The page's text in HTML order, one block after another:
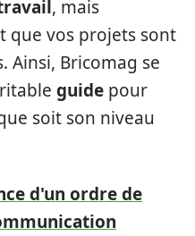
, mais
que vos projets sont
Ainsi, Bricomag se
guide pour
soit son niveau
d'un ordre de